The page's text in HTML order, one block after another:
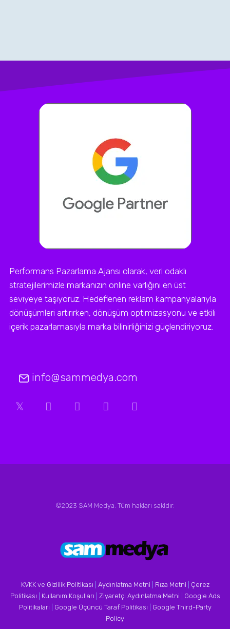
Performans Pazarlama Ajansı olarak, veri odaklı
stratejilerimizle markanızın online varlığını en üst
seviyeye taşıyoruz. Hedeflenen reklam kampanyalarıyla
dönüşümleri artırırken, dönüşüm optimizasyonu ve etkili
içerik pazarlamasıyla marka bilinirliğinizi güçlendiriyoruz.
info@sammedya.com
©2023 SAM Medya. Tüm hakları sakldır.
KVKK ve Gizlilik Politikası Aydınlatma Metni Rıza Metni
Çerez
Politikası
Kullanım Koşulları Ziyaretçi Aydınlatma Metni
Google Ads
Politikaları
Google Üçüncü Taraf Politikası
Google Third-Party
Policy